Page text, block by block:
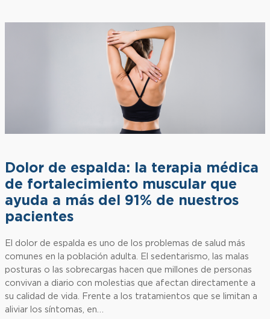
Dolor de espalda: la terapia médica
de fortalecimiento muscular que
ayuda a más del 91% de nuestros
pacientes
El dolor de espalda es uno de los problemas de salud más
comunes en la población adulta. El sedentarismo, las malas
posturas o las sobrecargas hacen que millones de personas
convivan a diario con molestias que afectan directamente a
su calidad de vida. Frente a los tratamientos que se limitan a
aliviar los síntomas, en…